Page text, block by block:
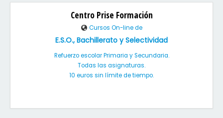
Centro Prise Formación
Cursos On-line de
E.S.O., Bachillerato y Selectividad
Refuerzo escolar Primaria y Secundaria.
Todas las asignaturas.
10 euros sin límite de tiempo.